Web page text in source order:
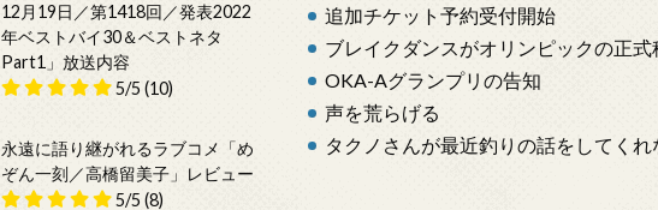
追加チケット予約受付開始
ブレイクダンスがオリンピックの正式
OKA-Aグランプリの告知
声を荒らげる
タクノさんが最近釣りの話をしてくれ
12月19日／第1418回／発表2022
年ベストバイ30＆ベストネタ
Part1」放送内容
5/5 (10)
永遠に語り継がれるラブコメ「め
ぞん一刻／高橋留美子」レビュー
5/5 (8)